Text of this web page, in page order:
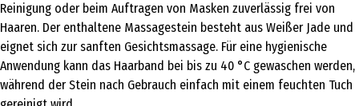
Reinigung oder beim Auftragen von Masken zuverlässig frei von
Haaren. Der enthaltene Massagestein besteht aus Weißer Jade und
eignet sich zur sanften Gesichtsmassage. Für eine hygienische
Anwendung kann das Haarband bei bis zu 40 °C gewaschen werden,
während der Stein nach Gebrauch einfach mit einem feuchten Tuch